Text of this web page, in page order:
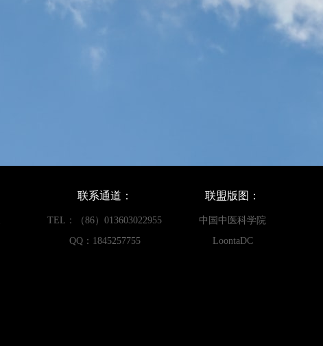
联系通道：
TEL：（86）013603022955
QQ：1845257755
联盟版图：
中国中医科学院
LoontaDC